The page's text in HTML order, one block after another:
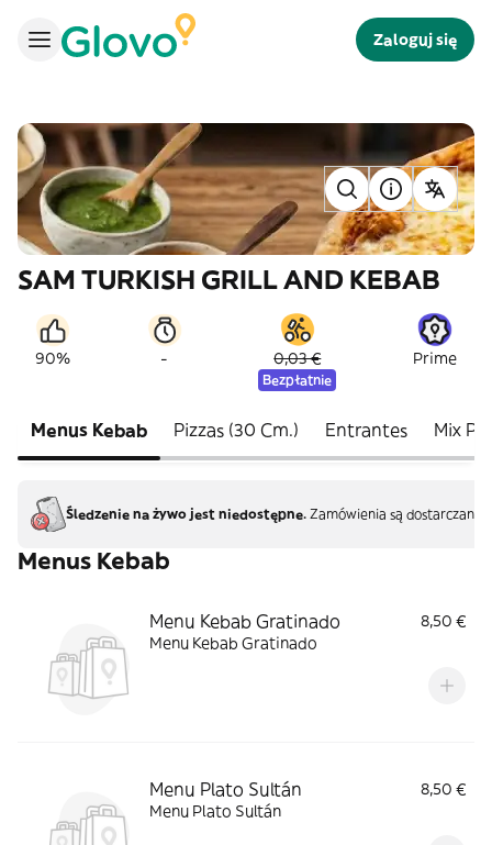
Zaloguj się
SAM TURKISH GRILL AND KEBAB
90% - 0,03 €
Bezpłatnie
Prime
Menus Kebab Pizzas (30 Cm.) Entrantes Mix
Śledzenie na żywo jest niedostępne. Zamówienia są dostarczane
Menus Kebab
Menu Kebab Gratinado
8,50 €
Menu Kebab Gratinado
Menu Plato Sultán
8,50 €
Menu Plato Sultán